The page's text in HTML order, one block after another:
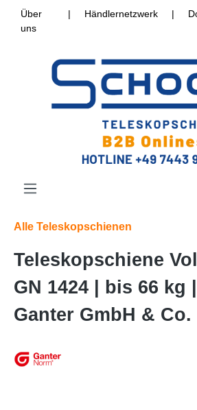
Über
uns
| Händlernetzwerk |
Alle Teleskopschienen
Teleskopschiene
GN 1424 | bis 66 kg
Ganter GmbH & Co.